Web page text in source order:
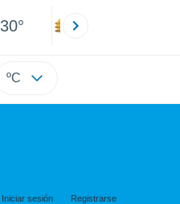
30°
ºC
Iniciar sesión Registrarse